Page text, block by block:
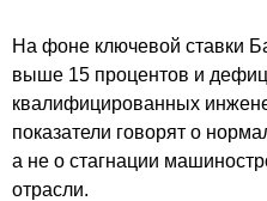
На фоне ключевой ставки
выше 15 процентов и
квалифицированных
показатели говорят о
а не о стагнации
отрасли.